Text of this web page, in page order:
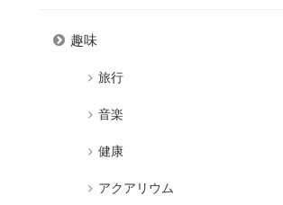
趣味
旅行
音楽
健康
アクアリウム